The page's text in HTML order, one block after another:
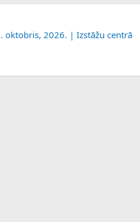
oktobris, 2026. | Izstāžu centrā